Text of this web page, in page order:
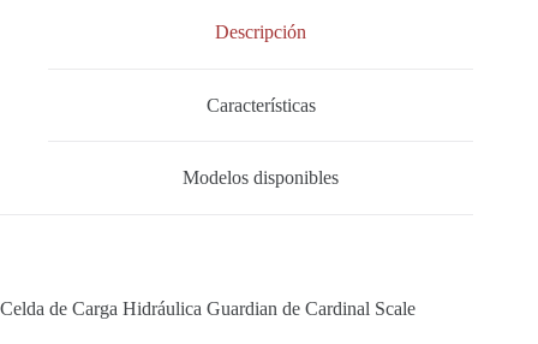
Descripción
Características
Modelos disponibles
Celda de Carga Hidráulica Guardian de Cardinal Scale